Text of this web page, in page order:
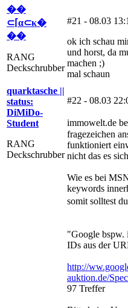
��
⊂⌈α⊂κ�
��
RANG
Deckschrubber
#21 - 08.03
ok ich schau
und horst, da
machen ;)
mal schaun
quarktasche ||
status:
DiMiDo-
Student
RANG
Deckschrubber
#22 - 08.03
immowelt.de
fragezeichen
funktioniert
nicht das es
Wie es bei
keywords
somit solltest
"Google bspw.
IDs aus der
http://
auktion.de/
97 Treffer